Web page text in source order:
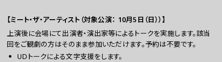
【ミート・ザ・アーティスト（対象公演： 10月5日（日））】
上演後に会場にて出演者・演出家等によるトークを実施します。該当
回をご観劇の方はそのまま参加いただけます。予約は不要です。
UDトークによる文字支援をします。